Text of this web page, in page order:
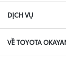
DỊCH VỤ
VỀ TOYOTA